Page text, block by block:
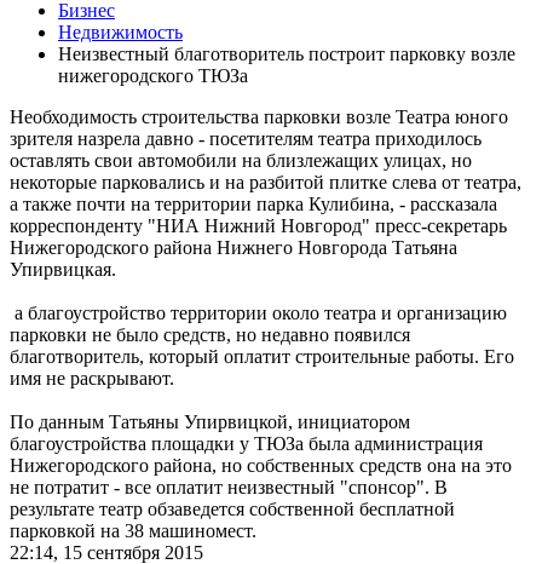
Бизнес
Недвижимость
Неизвестный благотворитель построит парковку возле
нижегородского ТЮЗа
Необходимость строительства парковки возле Театра юного
зрителя назрела давно - посетителям театра приходилось
оставлять свои автомобили на близлежащих улицах, но
некоторые парковались и на разбитой плитке слева от театра,
а также почти на территории парка Кулибина, - рассказала
корреспонденту "НИА Нижний Новгород" пресс-секретарь
Нижегородского района Нижнего Новгорода Татьяна
Упирвицкая.
а благоустройство территории около театра и организацию
парковки не было средств, но недавно появился
благотворитель, который оплатит строительные работы. Его
имя не раскрывают.
По данным Татьяны Упирвицкой, инициатором
благоустройства площадки у ТЮЗа была администрация
Нижегородского района, но собственных средств она на это
не потратит - все оплатит неизвестный "спонсор". В
результате театр обзаведется собственной бесплатной
парковкой на 38 машиномест.
22:14, 15 сентября 2015